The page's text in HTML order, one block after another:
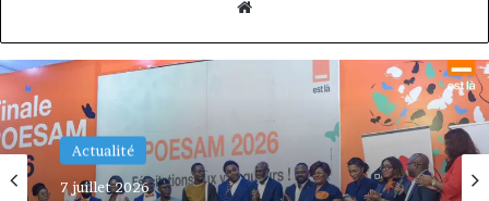
Actualité
il y a 2 semaines